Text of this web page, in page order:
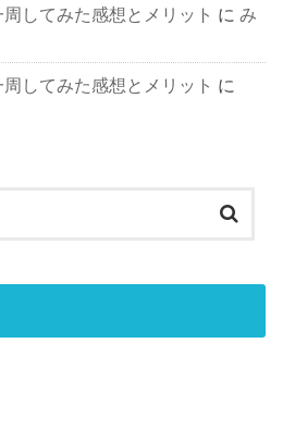
してみた感想とメリット に み
してみた感想とメリット に